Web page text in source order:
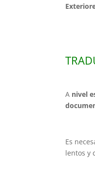
A nivel
Es
lentos y